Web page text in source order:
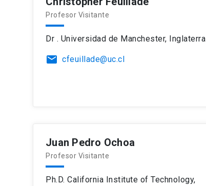
Profesor Visitante
Dr . Universidad de Manchester, Inglaterra
email cfeuillade@uc.cl
Juan Pedro Ochoa
Profesor Visitante
Ph.D. California Institute of Technology,